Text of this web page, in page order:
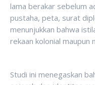
lama berakar sebelum
pustaha, peta, surat
menunjukkan bahwa
rekaan kolonial maupun
Studi ini menegaskan